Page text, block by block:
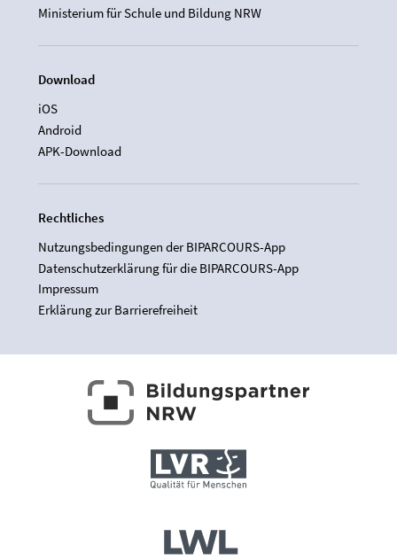
Ministerium für Schule und Bildung NRW
Download
iOS
Android
APK-Download
Rechtliches
Nutzungsbedingungen der BIPARCOURS-App
Datenschutzerklärung für die BIPARCOURS-App
Impressum
Erklärung zur Barrierefreiheit